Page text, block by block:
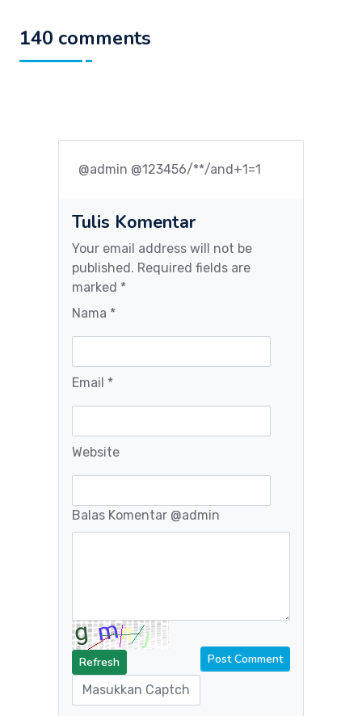
140 comments
@admin @123456/**/and+1=1
Tulis Komentar
Your email address will not be
published. Required fields are
marked *
Nama *
Email *
Website
Balas Komentar @admin
Refresh